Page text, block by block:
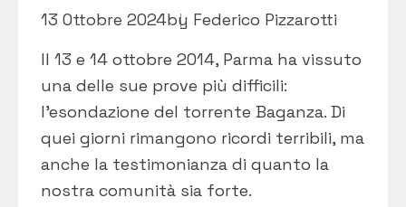
13 Ottobre 2024by Federico Pizzarotti
Il 13 e 14 ottobre 2014, Parma ha vissuto
una delle sue prove più difficili:
l’esondazione del torrente Baganza. Di
quei giorni rimangono ricordi terribili, ma
anche la testimonianza di quanto la
nostra comunità sia forte.